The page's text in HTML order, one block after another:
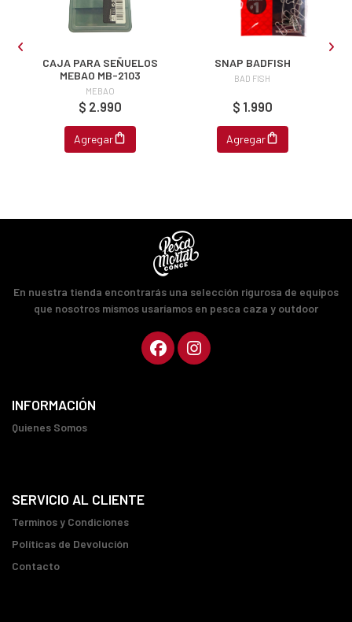
CAJA PARA SEÑUELOS
MEBAO MB-2103
MEBAO
$ 2.990
Agregar
SNAP BADFISH
BAD FISH
$ 1.990
Agregar
En nuestra tienda encontrarás una selección rigurosa de equipos
que nosotros mismos usaríamos en pesca caza y outdoor
INFORMACIÓN
Quienes Somos
SERVICIO AL CLIENTE
Terminos y Condiciones
Políticas de Devolución
Contacto